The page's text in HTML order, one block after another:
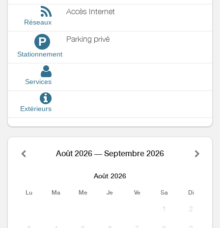
Réseaux
Accès Internet
P
Stationnement
Parking privé
Services
Extérieurs
Août 2026 — Septembre 2026
Août 2026
Lu Ma Me Je Ve Sa Di
1 2